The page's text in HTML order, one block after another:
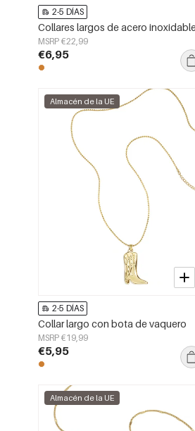
2-5 DÍAS
MSRP €22,99
€6,95
Almacén de la UE
2-5 DÍAS
Collar largo con bota de vaquero
MSRP €19,99
€5,95
Almacén de la UE